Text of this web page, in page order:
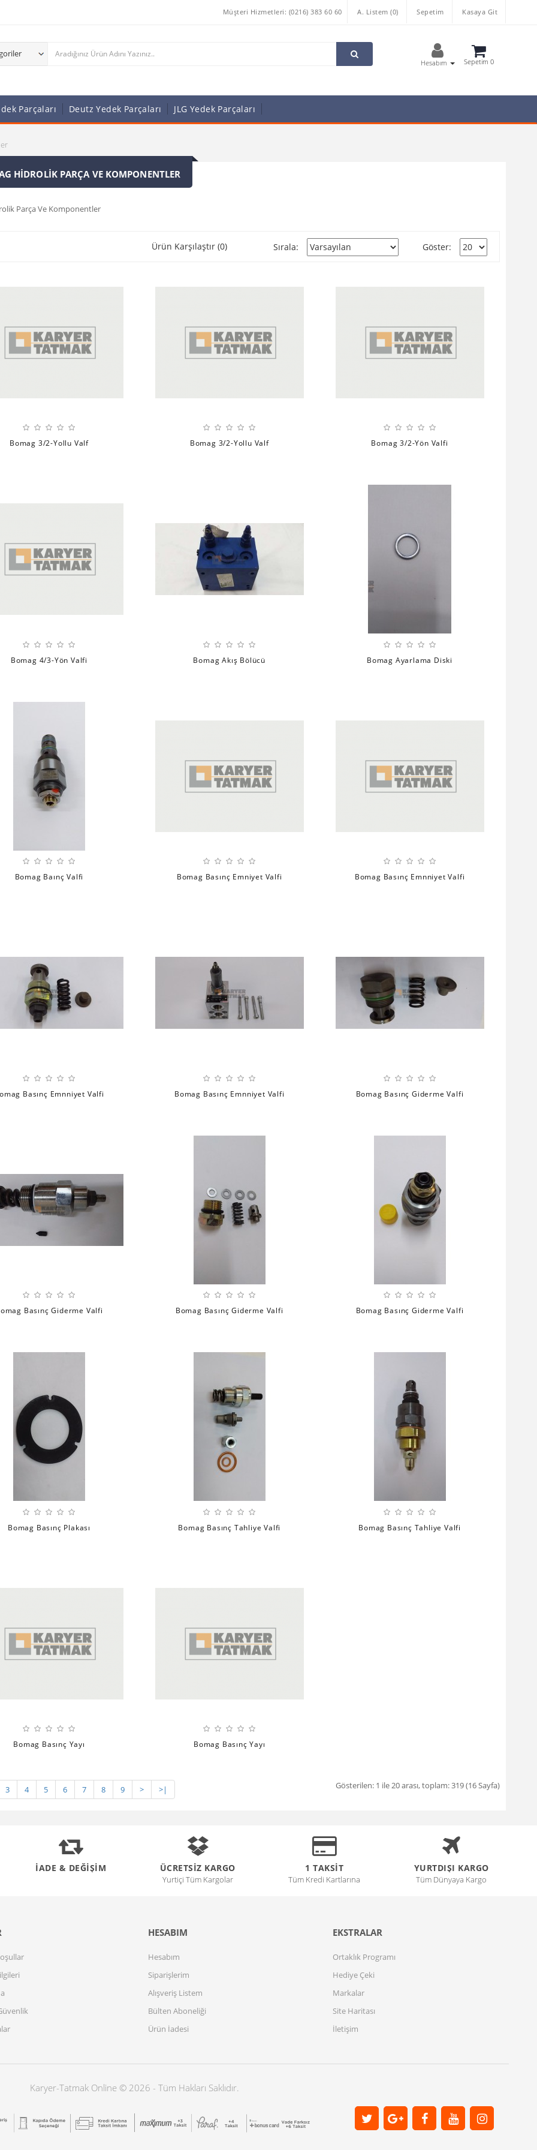
Müşteri Hizmetleri: (0216) 383 60 60 A. Listem (0) Sepetim Kasaya Git
Sepetim 0
Hesabım
Parçaları Deutz Yedek Parçaları JLG Yedek Parçaları
HIDROLIK PARÇA VE KOMPONENTLER
Parça Ve Komponentler
Ürün Karşılaştır (0) Sırala: Göster:
Bomag 3/2-Yollu Valf Bomag 3/2-Yollu Valf Bomag 3/2-Yön Valfi
Bomag 4/3-Yön Valfi Bomag Akış Bölücü Bomag Ayarlama Diski
Bomag Baınç Valfi Bomag Basınç Emniyet Valfi Bomag Basınç Emnniyet Valfi
Basınç Emnniyet Valfi Bomag Basınç Emnniyet Valfi Bomag Basınç Giderme Valfi
Basınç Giderme Valfi Bomag Basınç Giderme Valfi Bomag Basınç Giderme Valfi
Bomag Basınç Plakası Bomag Basınç Tahliye Valfi Bomag Basınç Tahliye Valfi
Bomag Basınç Yayı Bomag Basınç Yayı
3 4 5 6 7 8 9 > >| Gösterilen: 1 ile 20 arası, toplam: 319 (16 Sayfa)
İADE & DEĞİŞİM ÜCRETSİZ KARGO
Yurtiçi Tüm Kargolar
1 TAKSİT
Tüm Kredi Kartlarına
YURTDIŞI KARGO
Tüm Dünyaya Kargo
HESABIM
Hesabım
Siparişlerim
Alışveriş Listem
Bülten Aboneliği
Ürün İadesi
EKSTRALAR
Ortaklık Programı
Hediye Çeki
Markalar
Site Haritası
İletişim
Karyer-Tatmak Online © 2026 - Tüm Hakları Saklıdır.